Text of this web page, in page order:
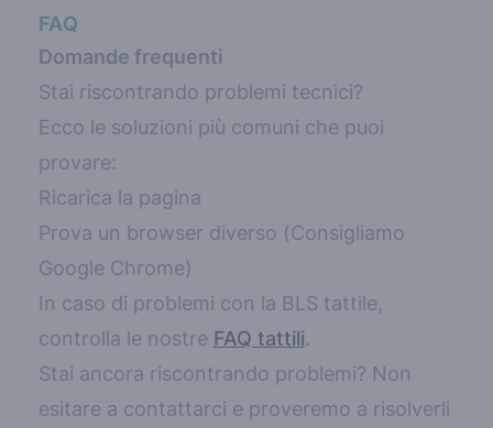
BLS randomizzata
Ferma la BLS automaticamente dopo un certo
HIPAA Business Associate Agreement (BAA)
versione gratuita del prodotto e l'aiuto
FAQ
Domande frequenti
Stai riscontrando problemi tecnici?
Ecco le soluzioni più comuni che puoi
provare:
Ricarica la pagina
Prova un browser diverso (Consigliamo
Google Chrome)
In caso di problemi con la BLS tattile,
controlla le nostre FAQ tattili.
Stai ancora riscontrando problemi? Non
esitare a contattarci e proveremo a risolverli